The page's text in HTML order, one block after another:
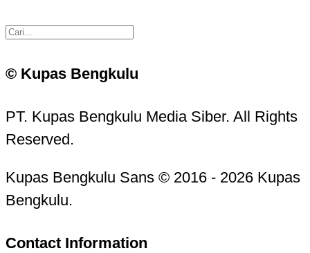
© Kupas Bengkulu
PT. Kupas Bengkulu Media Siber. All Rights
Reserved.
Kupas Bengkulu Sans © 2016 - 2026 Kupas
Bengkulu.
Contact Information